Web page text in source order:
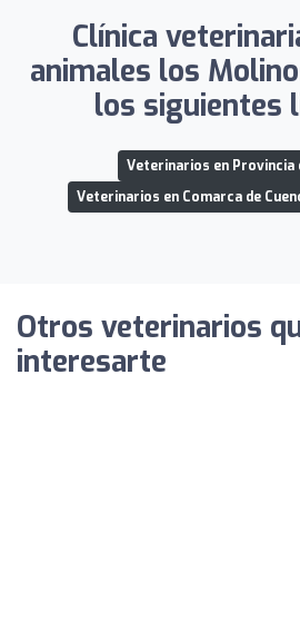
Clínica
animales los
los siguientes
Veterinarios en Provincia
Veterinarios en Comarca de
Otros veterinarios
interesarte